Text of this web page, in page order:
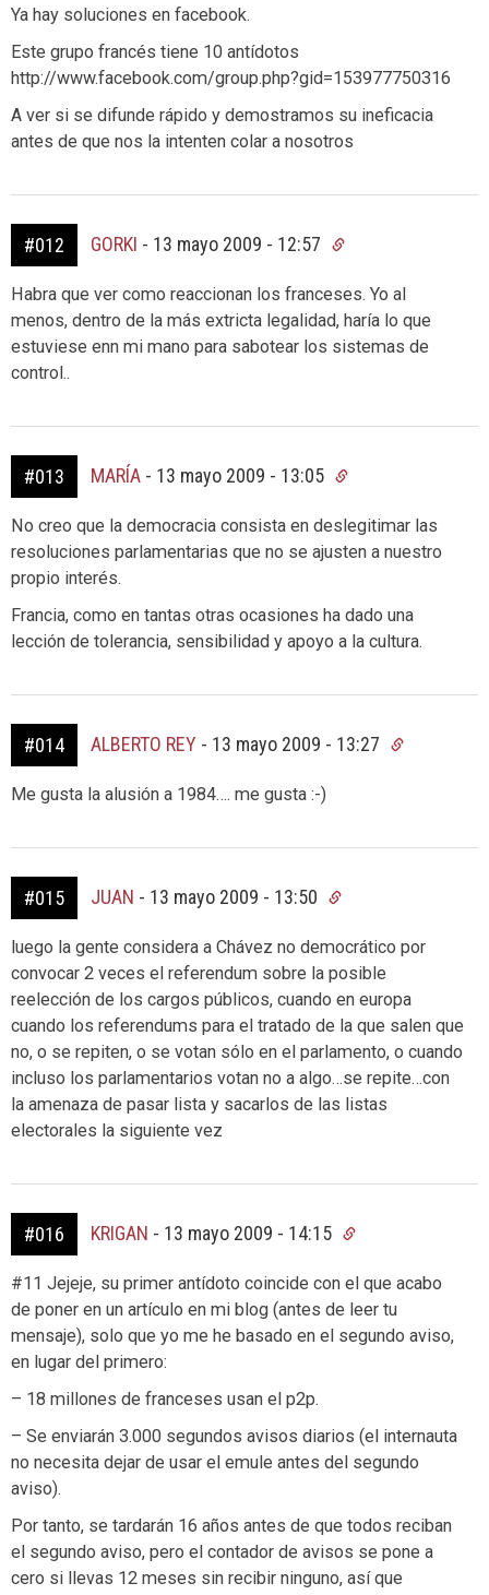
Ya hay soluciones en facebook.
Este grupo francés tiene 10 antídotos
http://www.facebook.com/group.php?gid=153977750316
A ver si se difunde rápido y demostramos su ineficacia
antes de que nos la intenten colar a nosotros
#012 GORKI - 13 mayo 2009 - 12:57
Habra que ver como reaccionan los franceses. Yo al
menos, dentro de la más extricta legalidad, haría lo que
estuviese enn mi mano para sabotear los sistemas de
control..
#013 MARÍA - 13 mayo 2009 - 13:05
No creo que la democracia consista en deslegitimar las
resoluciones parlamentarias que no se ajusten a nuestro
propio interés.
Francia, como en tantas otras ocasiones ha dado una
lección de tolerancia, sensibilidad y apoyo a la cultura.
#014 ALBERTO REY - 13 mayo 2009 - 13:27
Me gusta la alusión a 1984…. me gusta :-)
#015 JUAN - 13 mayo 2009 - 13:50
luego la gente considera a Chávez no democrático por
convocar 2 veces el referendum sobre la posible
reelección de los cargos públicos, cuando en europa
cuando los referendums para el tratado de la que salen que
no, o se repiten, o se votan sólo en el parlamento, o cuando
incluso los parlamentarios votan no a algo…se repite…con
la amenaza de pasar lista y sacarlos de las listas
electorales la siguiente vez
#016 KRIGAN - 13 mayo 2009 - 14:15
#11 Jejeje, su primer antídoto coincide con el que acabo
de poner en un artículo en mi blog (antes de leer tu
mensaje), solo que yo me he basado en el segundo aviso,
en lugar del primero:
– 18 millones de franceses usan el p2p.
– Se enviarán 3.000 segundos avisos diarios (el internauta
no necesita dejar de usar el emule antes del segundo
aviso).
Por tanto, se tardarán 16 años antes de que todos reciban
el segundo aviso, pero el contador de avisos se pone a
cero si llevas 12 meses sin recibir ninguno, así que